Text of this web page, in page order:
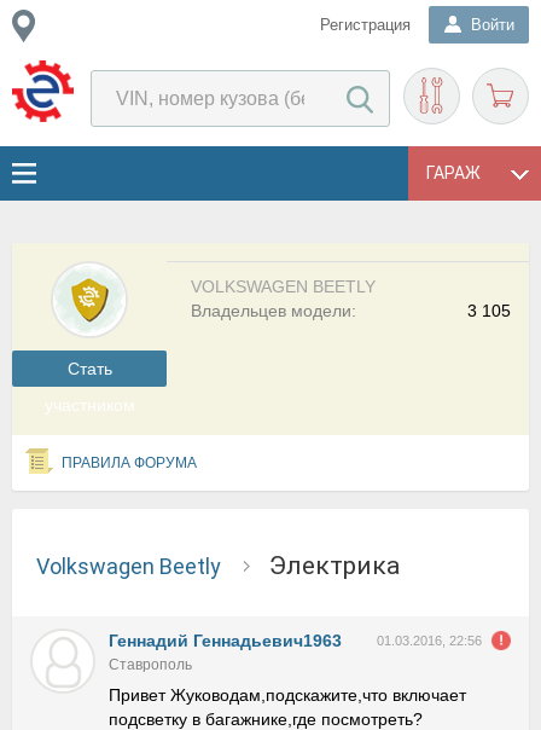
Регистрация Войти
ГАРАЖ
Cтать
участником
VOLKSWAGEN BEETLY
3 105
Владельцев модели:
ПРАВИЛА ФОРУМА
Volkswagen Beetly электрика
Геннадий Геннадьевич1963 01.03.2016, 22:56
Ставрополь
Привет Жуководам,подскажите,что включает
подсветку в багажнике,где посмотреть?